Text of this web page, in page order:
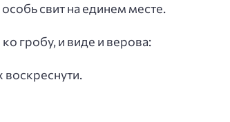
свит на единем месте.
гробу, и виде и верова:
воскреснути.